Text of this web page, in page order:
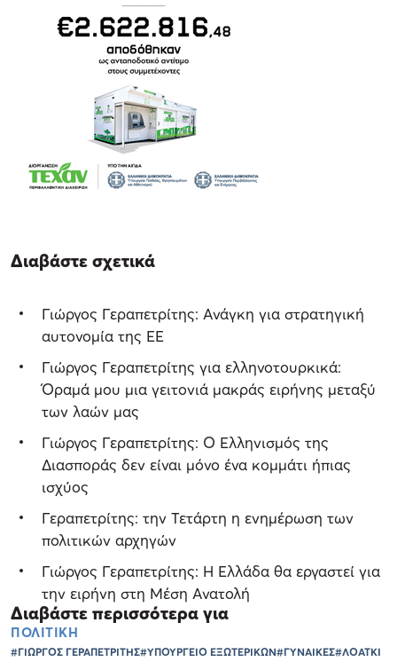
Διαβάστε σχετικά
Γιώργος Γεραπετρίτης: Ανάγκη για στρατηγική
αυτονομία της ΕΕ
Γιώργος Γεραπετρίτης για ελληνοτουρκικά:
Όραμά μου μια γειτονιά μακράς ειρήνης μεταξύ
των λαών μας
Γιώργος Γεραπετρίτης: Ο Ελληνισμός της
Διασποράς δεν είναι μόνο ένα κομμάτι ήπιας
ισχύος
Γεραπετρίτης: την Τετάρτη η ενημέρωση των
πολιτικών αρχηγών
Γιώργος Γεραπετρίτης: Η Ελλάδα θα εργαστεί για
την ειρήνη στη Μέση Ανατολή
Διαβάστε περισσότερα για
ΠΟΛΙΤΙΚΗ
#ΓΙΩΡΓΟΣ ΓΕΡΑΠΕΤΡΙΤΗΣ#ΥΠΟΥΡΓΕΙΟ ΕΞΩΤΕΡΙΚΩΝ#ΓΥΝΑΙΚΕΣ#ΛΟΑΤΚΙ